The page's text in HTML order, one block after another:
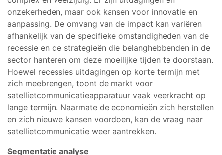
onzekerheden, maar ook kansen voor innovatie en
aanpassing. De omvang van de impact kan variëren
afhankelijk van de specifieke omstandigheden van de
recessie en de strategieën die belanghebbenden in de
sector hanteren om deze moeilijke tijden te doorstaan.
Hoewel recessies uitdagingen op korte termijn met
zich meebrengen, toont de markt voor
satellietcommunicatieapparatuur vaak veerkracht op
lange termijn. Naarmate de economieën zich herstellen
en zich nieuwe kansen voordoen, kan de vraag naar
satellietcommunicatie weer aantrekken.
Segmentatie analyse